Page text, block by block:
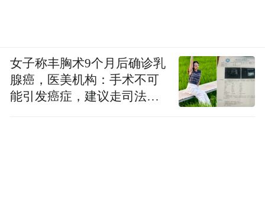
女子称丰胸术9个月后确诊乳
腺癌，医美机构：手术不可
能引发癌症，建议走司法途